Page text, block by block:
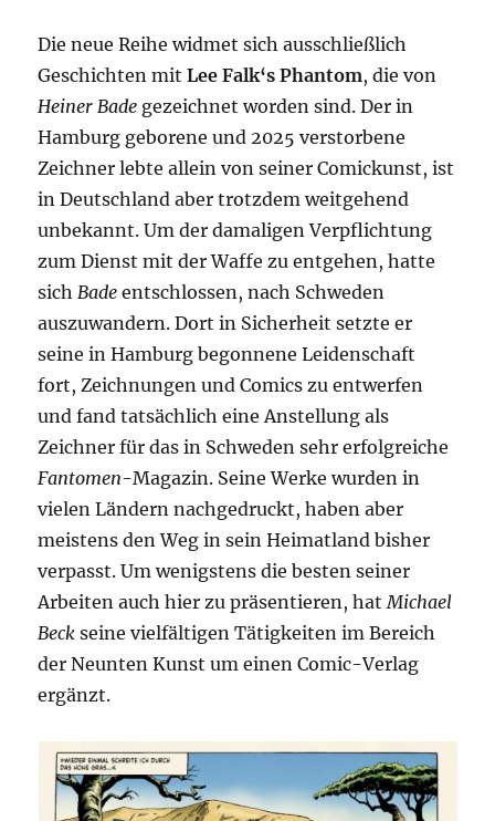
Die neue Reihe widmet sich ausschließlich
Geschichten mitLee Falk‘s Phantom, die von
Heiner Bade gezeichnet worden sind. Der in
Hamburg geborene und 2025 verstorbene
Zeichner lebte allein von seiner Comickunst, ist
in Deutschland aber trotzdem weitgehend
unbekannt. Um der damaligen Verpflichtung
zum Dienst mit der Waffe zu entgehen, hatte
sichBade entschlossen, nach Schweden
auszuwandern. Dort in Sicherheit setzte er
seine in Hamburg begonnene Leidenschaft
fort, Zeichnungen und Comics zu entwerfen
und fand tatsächlich eine Anstellung als
Zeichner für das in Schweden sehr erfolgreiche
Fantomen-Magazin. Seine Werke wurden in
vielen Ländern nachgedruckt, haben aber
meistens den Weg in sein Heimatland bisher
verpasst. Um wenigstens die besten seiner
Arbeiten auch hier zu präsentieren, hatMichael
Beck seine vielfältigen Tätigkeiten im Bereich
der Neunten Kunst um einen Comic-Verlag
ergänzt.